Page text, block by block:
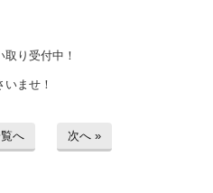
り受付中！
ませ！
へ 次へ »
> 骨董品・古美術品の査定
お問い合わせ